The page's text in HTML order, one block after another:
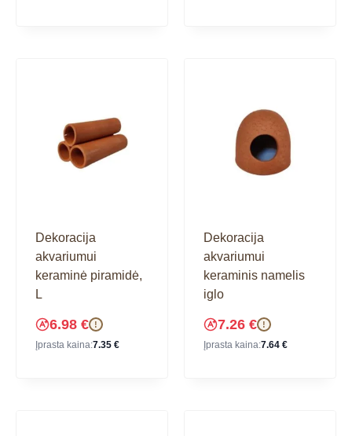
Dekoracija
akvariumui
keraminė piramidė,
L
6.98 € !
Įprasta kaina:7.35 €
Dekoracija
akvariumui
keraminis namelis
iglo
7.26 € !
Įprasta kaina:7.64 €